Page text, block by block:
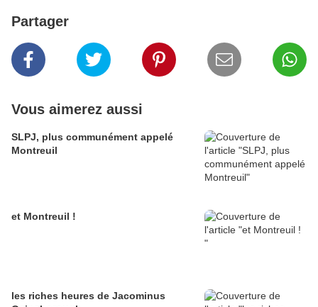
Partager
Vous aimerez aussi
SLPJ, plus communément appelé
Montreuil
et Montreuil !
les riches heures de Jacominus